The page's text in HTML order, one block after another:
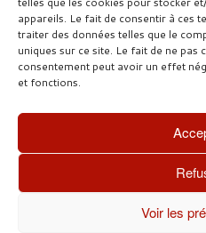
appareils. Le fait de consentir à ces
traiter des données telles que le
uniques sur ce site. Le fait de ne
consentement peut avoir un effet
et fonctions.
Voir les
Ventes de Murs libres ou
Entrepôts,
Immeubles.
Nos + JURIDIQUES
→ Vous êtes informés de
et nouveaux décrets